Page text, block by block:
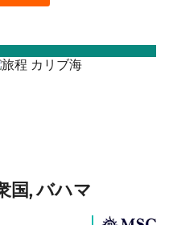
国, バハマ